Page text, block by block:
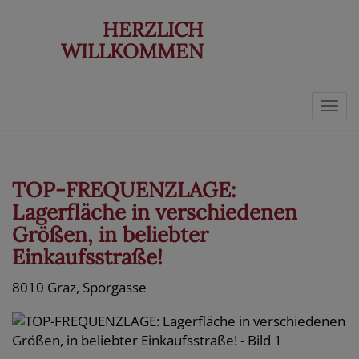
HERZLICH
WILLKOMMEN
TOP-FREQUENZLAGE:
Lagerfläche in verschiedenen
Größen, in beliebter
Einkaufsstraße!
8010 Graz, Sporgasse